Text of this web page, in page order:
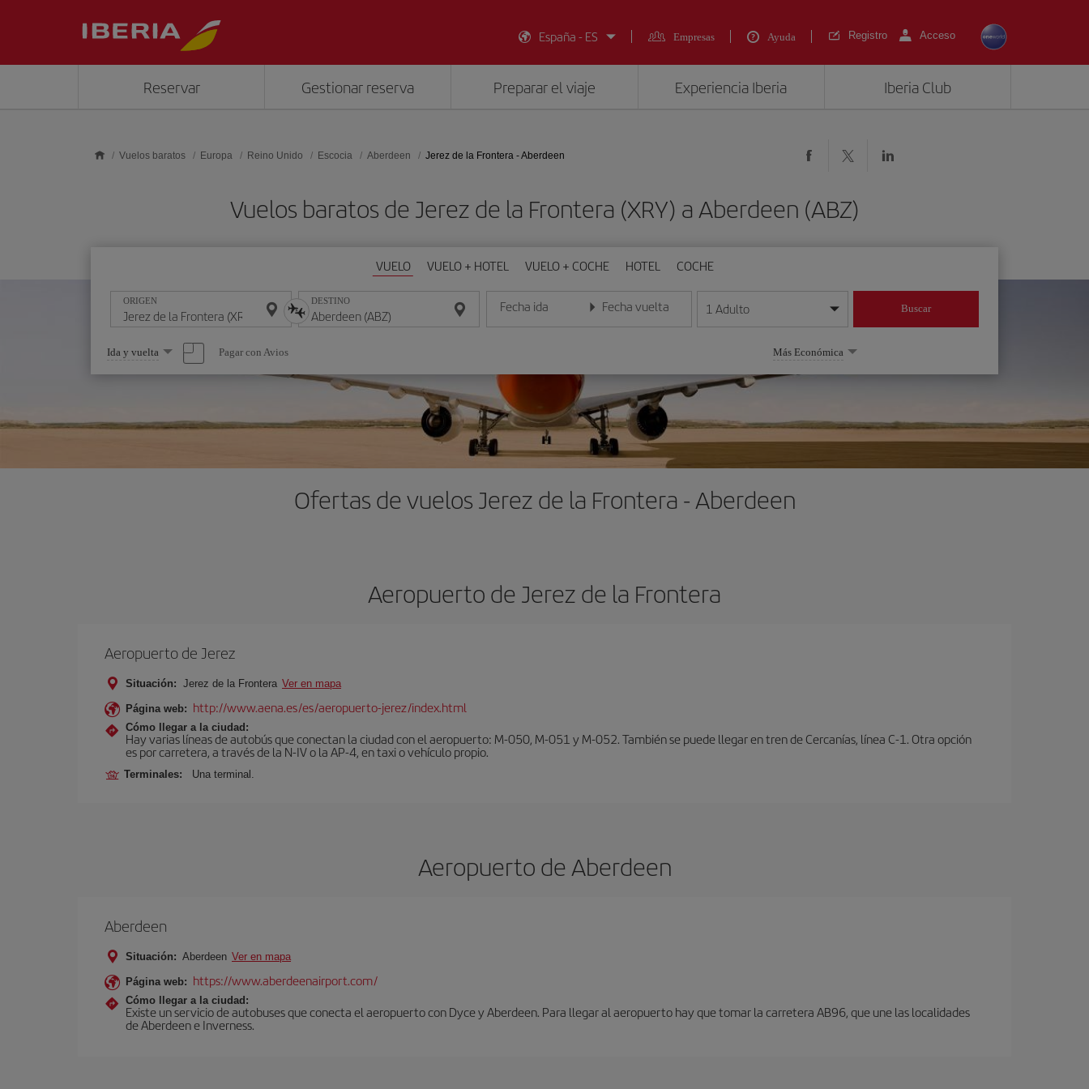
España - ES
Empresas Ayuda Registro Acceso
Reservar Gestionar reserva Preparar el viaje Experiencia Iberia Iberia Club
Vuelos baratos Europa Reino Unido Escocia Aberdeen Jerez de la Frontera - Aberdeen
Vuelos baratos de Jerez de la Frontera (XRY) a Aberdeen (ABZ)
VUELO VUELO + HOTEL VUELO + COCHE HOTEL COCHE
ORIGEN DESTINO Fecha ida
Introduce la fecha en formato día/mes/año
Fecha vuelta
Introduce la fecha en formato día/mes/año
1 Adulto Buscar
Seleccione
una
opción
Ida y vuelta Pagar con Avios Más Económica
Ofertas de vuelos Jerez de la Frontera - Aberdeen
Aeropuerto de Jerez de la Frontera
Aeropuerto de Jerez
Situación: Jerez de la Frontera Ver en mapa
Página web: http://www.aena.es/es/aeropuerto-jerez/index.html
Cómo llegar a la ciudad:
Hay varias líneas de autobús que conectan la ciudad con el aeropuerto: M-050, M-051 y M-052. También se puede llegar en tren de Cercanías, línea C-1. Otra opción
es por carretera, a través de la N-IV o la AP-4, en taxi o vehículo propio.
Terminales: Una terminal.
Aeropuerto de Aberdeen
Aberdeen
Situación: Aberdeen Ver en mapa
Página web: https://www.aberdeenairport.com/
Cómo llegar a la ciudad:
Existe un servicio de autobuses que conecta el aeropuerto con Dyce y Aberdeen. Para llegar al aeropuerto hay que tomar la carretera AB96, que une las localidades
de Aberdeen e Inverness.